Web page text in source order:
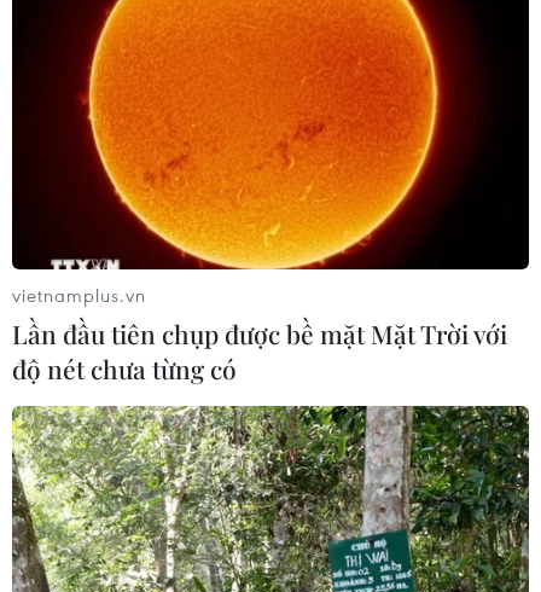
Trên nền tảng xã hội X (trước đây là Twitter), AU cho biết
Hội đồng An ninh và Hòa bình đã họp, cập nhật thông
tin về tình hình ở Niger và thảo luận hướng giải quyết
cuộc khủng hoảng này.
Đức thảo luận về khu vực Sahel với các
vietnamplus.vn
Lần đầu tiên chụp được bề mặt Mặt Trời với
độ nét chưa từng có